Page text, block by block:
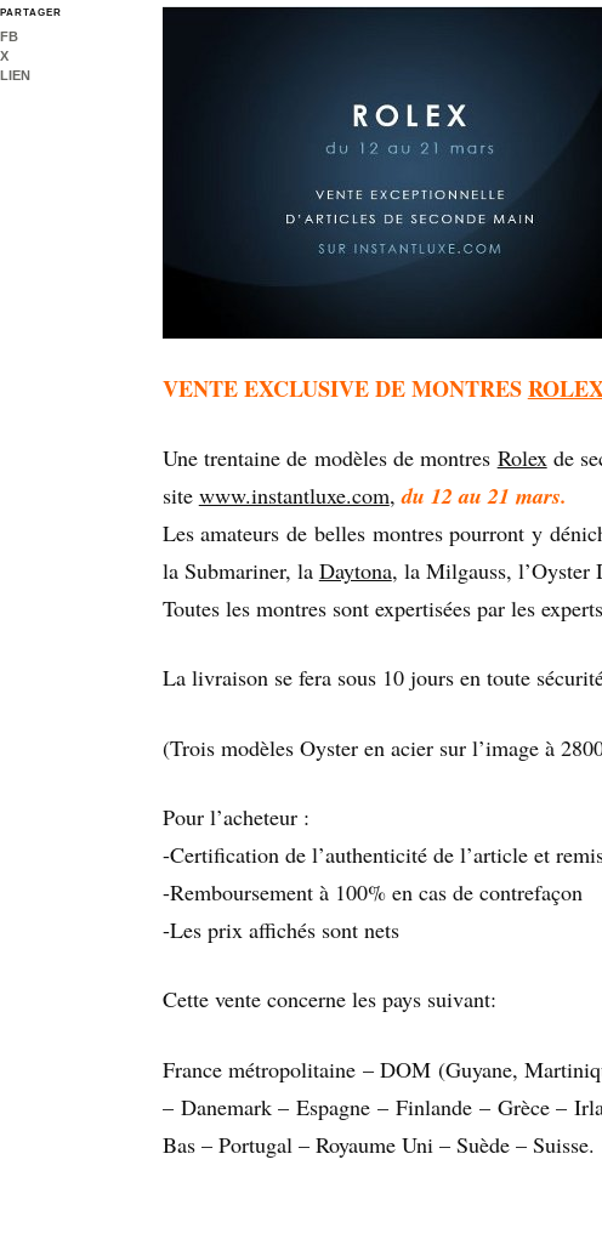
PARTAGER
FB
X
LIEN
VENTE EXCLUSIVE DE MONTRES
Une trentaine de modèles de montres Rolexde
site www.instantluxe.com,du 12 au 21 mars.
Les amateurs de belles montres pourront y
la Submariner, la Daytona, la Milgauss, l’Oyster
Toutes les montres sont expertisées par les
La livraison se fera sous 10 jours en toute
(Trois modèles Oyster en acier sur l’image à
Pour l’acheteur :
-Certification de l’authenticité de l’article et
-Remboursement à 100% en cas de contrefaçon
-Les prix affichés sont nets
Cette vente concerne les pays suivant:
France métropolitaine – DOM (Guyane,
– Danemark – Espagne – Finlande – Grèce –
Bas – Portugal – Royaume Uni – Suède – Suisse.